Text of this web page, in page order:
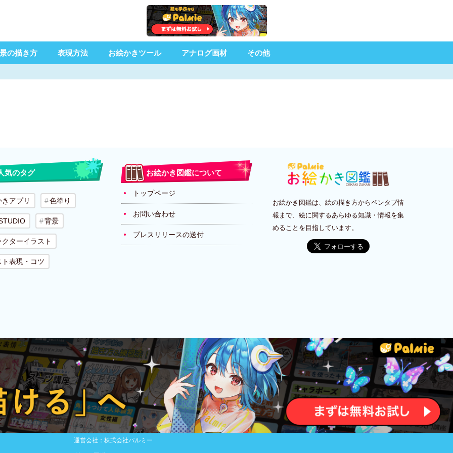
の描き方 表現方法 お絵かきツール アナログ画材 その他
気のタグ
アプリ 色塗り
背景
ターイラスト
ト表現・コツ
お絵かき図鑑について
トップページ
お問い合わせ
プレスリリースの送付
お絵かき図鑑は、絵の描き方からペンタブ情
報まで、絵に関するあらゆる知識・情報を集
めることを目指しています。
運営会社：株式会社パルミー